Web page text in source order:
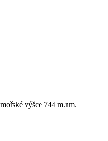
výšce 744 m.nm.